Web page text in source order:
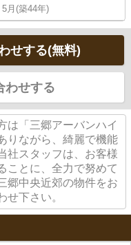
5月(築44年)
せする(無料)
わせする
は「三郷アーバンハイ
りながら、綺麗で機能
社スタッフは、お客様
ことに、全力で努めて
郷中央近郊の物件をお
せ下さい。